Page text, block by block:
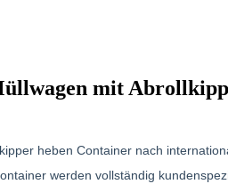
mit
heben Container nach
werden vollständig